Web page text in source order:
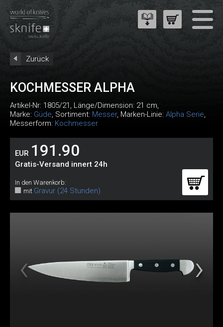
Zurück
KOCHMESSER ALPHA
Artikel-Nr: 1805/21 , Länge/Dimension: 21 cm,
Marke: Güde, Sortiment: Messer, Marken-Linie: Alpha Serie,
Messerform: Kochmesser
EUR 191.90
Gratis-Versand innert 24h
In den Warenkorb:
mit Gravur (24 Stunden)